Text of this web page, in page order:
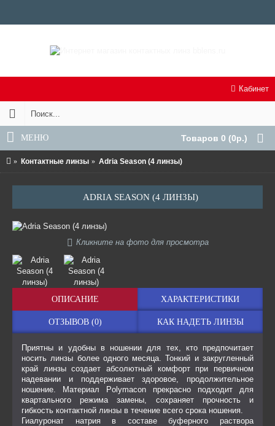
Товаров 0 (0р.)
Кабинет
МЕНЮ
Контактные линзы Adria Season (4 линзы)
ADRIA SEASON (4 ЛИНЗЫ)
Кликните на фото для просмотра
ОПИСАНИЕ ХАРАКТЕРИСТИКИ
ОТЗЫВОВ (0) КАК НАДЕТЬ ЛИНЗЫ
Приятны и удобны в ношении для тех, кто предпочитает
носить линзы более одного месяца. Тонкий и закругленный
край линзы создает абсолютный комфорт при первичном
надевании и поддерживает здоровое, продолжительное
ношение. Материал Polymacon прекрасно подходит для
квартального режима замены, сохраняет прочность и
гибкость контактной линзы в течение всего срока ношения.
Гиалуронат натрия в составе буферного раствора